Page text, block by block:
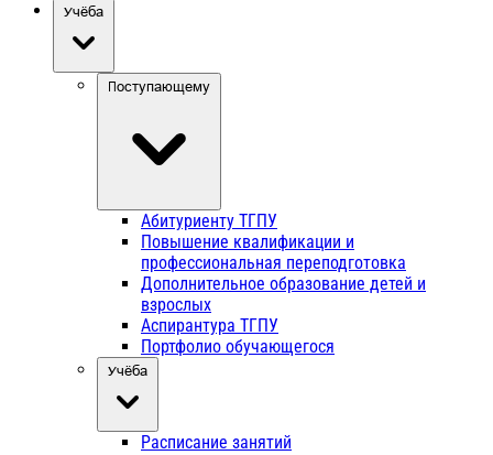
Учёба
Поступающему
Абитуриенту ТГПУ
Повышение квалификации и
профессиональная переподготовка
Дополнительное образование детей и
взрослых
Аспирантура ТГПУ
Портфолио обучающегося
Учёба
Расписание занятий